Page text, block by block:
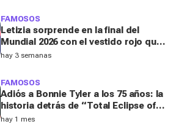
FAMOSOS
Letizia sorprende en la final del
Mundial 2026 con el vestido rojo que
mejor sienta después de los 50
hay 3 semanas
FAMOSOS
Adiós a Bonnie Tyler a los 75 años: la
historia detrás de “Total Eclipse of
the Heart”, el himno que la hizo
hay 1 mes